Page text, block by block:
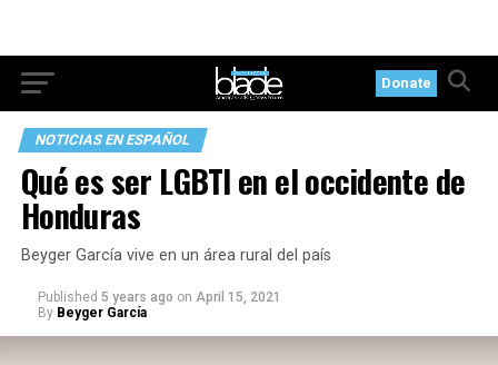
Donate
NOTICIAS EN ESPAÑOL
Qué es ser LGBTI en el occidente de
Honduras
Beyger García vive en un área rural del país
Published 5 years ago on April 15, 2021
By Beyger García